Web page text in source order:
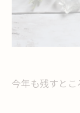
今年も残すとこ